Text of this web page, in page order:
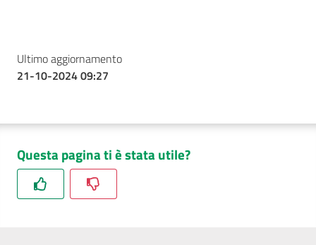
Ultimo aggiornamento
21-10-2024 09:27
Questa pagina ti è stata utile?